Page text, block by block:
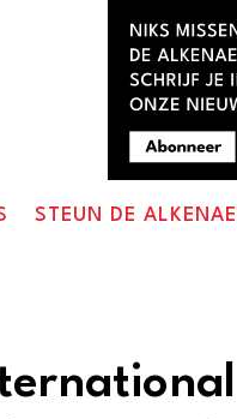
STEUN DE